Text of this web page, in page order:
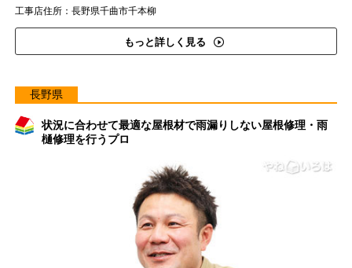
工事店住所：長野県千曲市千本柳
もっと詳しく見る
長野県
状況に合わせて最適な屋根材で雨漏りしない屋根修理・雨
樋修理を行うプロ